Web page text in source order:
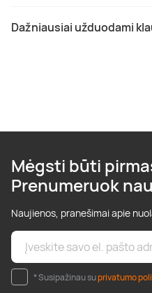
Dažniausiai užduodami
Mėgsti būti
Prenumeruok
Naujienos, pranešimai apie
* Susipažinau suprivatumo